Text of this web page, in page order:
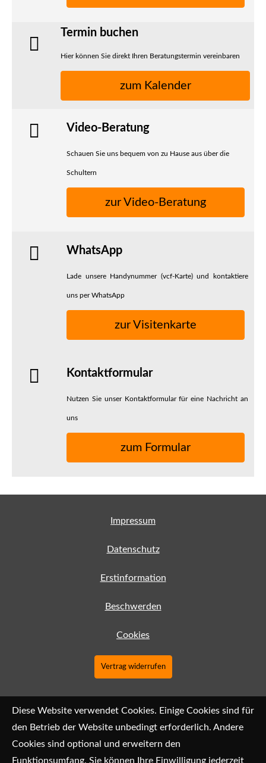
Termin buchen
Hier können Sie direkt Ihren Beratungstermin vereinbaren
zum Kalender
Video-Beratung
Schauen Sie uns bequem von zu Hause aus über die
Schultern
zur Video-Beratung
WhatsApp
Lade unsere Handynummer (vcf-Karte) und kontaktiere
uns per WhatsApp
zur Visitenkarte
Kontaktformular
Nutzen Sie unser Kontaktformular für eine Nachricht an
uns
zum Formular
Impressum
Datenschutz
Erstinformation
Beschwerden
Cookies
Vertrag widerrufen
Diese Website verwendet Cookies. Einige Cookies sind für
den Betrieb der Website unbedingt erforderlich. Andere
Cookies sind optional und erweitern den
Funktionsumfang. Sie können Ihre Einwilligung jederzeit